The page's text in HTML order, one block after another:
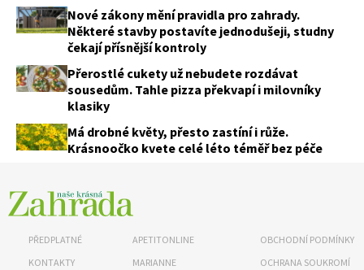
Nové zákony mění pravidla pro zahrady.
Některé stavby postavíte jednodušeji, studny
čekají přísnější kontroly
Přerostlé cukety už nebudete rozdávat
sousedům. Tahle pizza překvapí i milovníky
klasiky
Má drobné květy, přesto zastíní i růže.
Krásnoočko kvete celé léto téměř bez péče
PŘEDPLATNÉ
KONTAKTY
APETITONLINE
MARIANNE
OBCHODNÍ PODMÍNKY
OCHRANA SOUKROMÍ